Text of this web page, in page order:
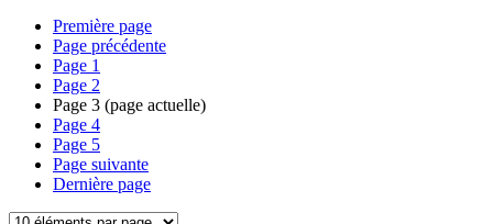
Première page
Page précédente
Page 1
Page 2
Page 3 (page actuelle)
Page 4
Page 5
Page suivante
Dernière page